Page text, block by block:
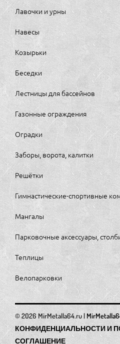
Лавочки и урны
Навесы
Козырьки
Беседки
Лестницы для бассейнов
Газонные ограждения
Оградки
Заборы, ворота, калитки
Решётки
Гимнастические-спортивные
Мангалы
Парковочные аксессуары,
Теплицы
Велопарковки
КОНФИДЕНЦИАЛЬНОСТИ И
СОГЛАШЕНИЕ